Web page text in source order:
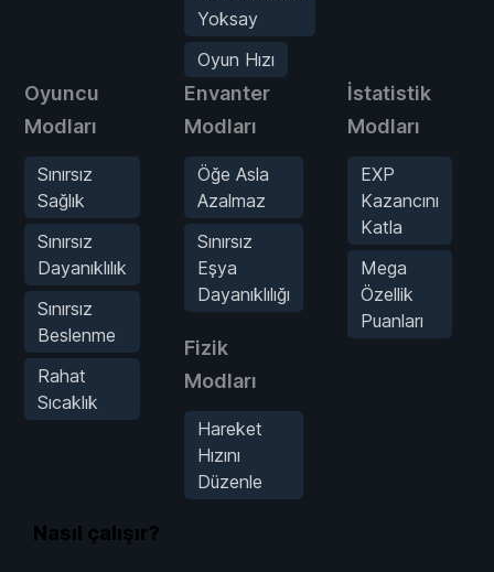
Yoksay
Oyun Hızı
Oyuncu
Modları
Sınırsız
Sağlık
Sınırsız
Dayanıklılık
Sınırsız
Beslenme
Rahat
Sıcaklık
Envanter
Modları
Öğe Asla
Azalmaz
Sınırsız
Eşya
Dayanıklılığı
Fizik
Modları
Hareket
Hızını
Düzenle
İstatistik
Modları
EXP
Kazancını
Katla
Mega
Özellik
Puanları
Nasıl çalışır?